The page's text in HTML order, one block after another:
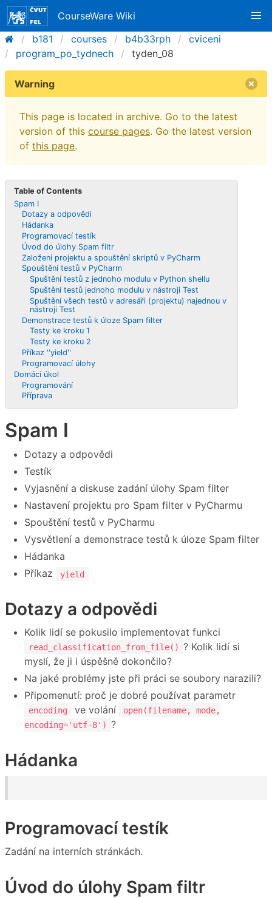
CourseWare Wiki
b181
courses b4b33rph
cviceni
program_po_tydnech
tyden_08
Warning
This page is located in archive. Go to the latest
version of this course pages. Go the latest version
of this page.
Table of Contents
Spam I
Dotazy a odpovědi
Hádanka
Programovací testík
Úvod do úlohy Spam filtr
Založení projektu a spouštění skriptů v PyCharm
Spouštění testů v PyCharm
Spuštění testů z jednoho modulu v Python shellu
Spuštění testů jednoho modulu v nástroji Test
Spuštění všech testů v adresáři (projektu) najednou v
nástroji Test
Demonstrace testů k úloze Spam filter
Testy ke kroku 1
Testy ke kroku 2
Příkaz ''yield''
Programovací úlohy
Domácí úkol
Programování
Příprava
Spam I
Dotazy a odpovědi
Testík
Vyjasnění a diskuse zadání úlohy Spam filter
Nastavení projektu pro Spam filter v PyCharmu
Spouštění testů v PyCharmu
Vysvětlení a demonstrace testů k úloze Spam filter
Hádanka
Příkaz
yield
Dotazy a odpovědi
Kolik lidí se pokusilo implementovat funkci
read_classification_from_file() ? Kolik lidí si
myslí, že ji i úspěšně dokončilo?
Na jaké problémy jste při práci se soubory narazili?
Připomenutí: proč je dobré používat parametr
encoding ve volání
open(filename, mode,
encoding='utf-8') ?
Hádanka
Programovací testík
Zadání na interních stránkách.
Úvod do úlohy Spam filtr